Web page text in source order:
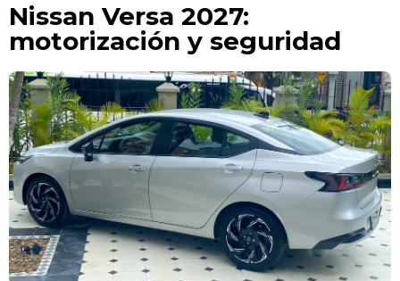
Nissan Versa 2027:
motorización y seguridad